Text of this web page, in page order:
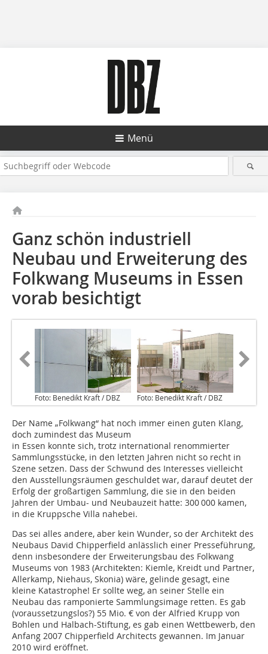
Menü
Ganz schön industriell
Neubau und Erweiterung des
Folkwang Museums in Essen
vorab besichtigt
Foto: Benedikt Kraft / DBZ Foto: Benedikt Kraft / DBZ
Der Name „Folkwang“ hat noch immer einen guten Klang,
doch zumindest das Museum
in Essen konnte sich, trotz international renommierter
Sammlungsstücke, in den letzten Jahren nicht so recht in
Szene setzen. Dass der Schwund des Interesses vielleicht
den Ausstellungsräumen geschuldet war, darauf deutet der
Erfolg der großartigen Sammlung, die sie in den beiden
Jahren der Umbau- und Neubauzeit hatte: 300 000 kamen,
in die Kruppsche Villa nahebei.
Das sei alles andere, aber kein Wunder, so der Architekt des
Neubaus David Chipperfield anlässlich einer Presseführung,
denn insbesondere der Erweiterungsbau des Folkwang
Museums von 1983 (Architekten: Kiemle, Kreidt und Partner,
Allerkamp, Niehaus, Skonia) wäre, gelinde gesagt, eine
kleine Katastrophe! Er sollte weg, an seiner Stelle ein
Neubau das ramponierte Sammlungsimage retten. Es gab
(voraussetzungslos?) 55 Mio. € von der Alfried Krupp von
Bohlen und Halbach-Stiftung, es gab einen Wettbewerb, den
Anfang 2007 Chipperfield Architects gewannen. Im Januar
2010 wird eröffnet.